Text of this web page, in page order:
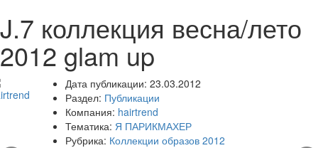
J.7 коллекция весна/лето
2012 glam up
Дата публикации: 23.03.2012
Раздел: Публикации
Компания: hairtrend
Тематика: Я ПАРИКМАХЕР
Рубрика: Коллекции образов 2012